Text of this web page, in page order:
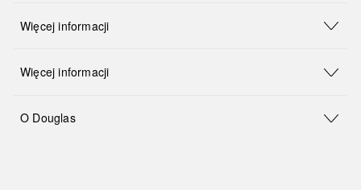
Więcej informacji
Więcej informacji
O Douglas